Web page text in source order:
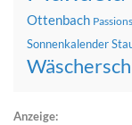
Ottenbach
Sonnenkalender
Anzeige: